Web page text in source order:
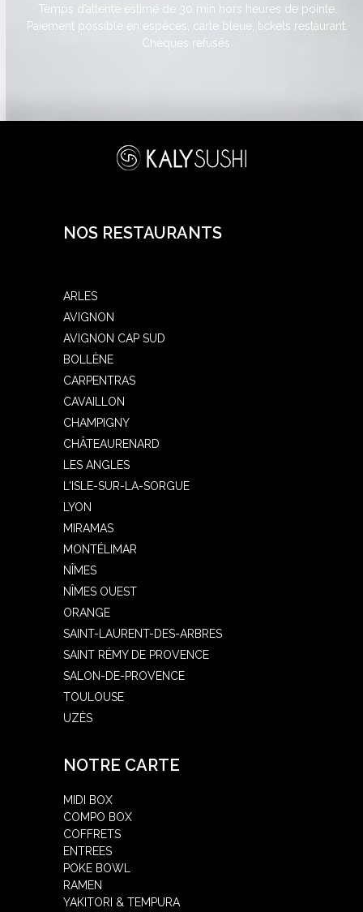
Temps d’attente estimé de 30 min hors heures de pointe.
Paiement possible en espèces, carte bleue, tickets restaurant.
Chèques refusés.
NOS RESTAURANTS
ARLES
AVIGNON
AVIGNON CAP SUD
BOLLÈNE
CARPENTRAS
CAVAILLON
CHAMPIGNY
CHÂTEAURENARD
LES ANGLES
L'ISLE-SUR-LA-SORGUE
LYON
MIRAMAS
MONTÉLIMAR
NÎMES
NÎMES OUEST
ORANGE
SAINT-LAURENT-DES-ARBRES
SAINT RÉMY DE PROVENCE
SALON-DE-PROVENCE
TOULOUSE
UZÈS
NOTRE CARTE
MIDI BOX
COMPO BOX
COFFRETS
ENTREES
POKE BOWL
RAMEN
YAKITORI & TEMPURA